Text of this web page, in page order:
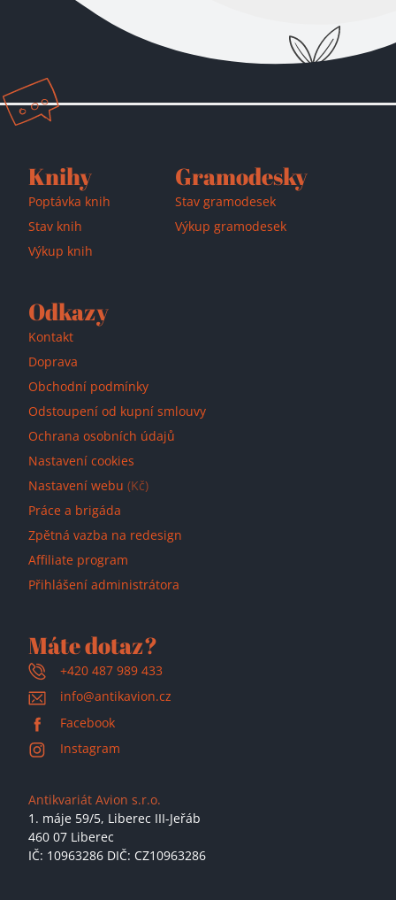
Přidáno do košíku!
Knihy
Poptávka knih
Stav knih
Výkup knih
Gramodesky
Stav gramodesek
Výkup gramodesek
Odkazy
Kontakt
Doprava
Obchodní podmínky
Odstoupení od kupní smlouvy
Ochrana osobních údajů
Nastavení cookies
Nastavení webu (Kč)
Práce a brigáda
Zpětná vazba na redesign
Affiliate program
Přihlášení administrátora
Máte dotaz?
+420 487 989 433
info@antikavion.cz
Facebook
Instagram
Antikvariát Avion s.r.o.
1. máje 59/5, Liberec III-Jeřáb
460 07 Liberec
IČ: 10963286 DIČ: CZ10963286